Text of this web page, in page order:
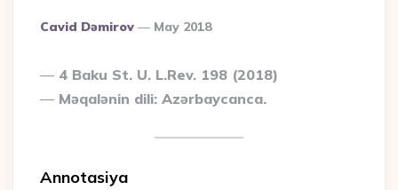
Posted
Cavid Dəmirov May 2018
4 Baku St. U. L.Rev. 198 (2018)
Məqalənin dili: Azərbaycanca.
Annotasiya